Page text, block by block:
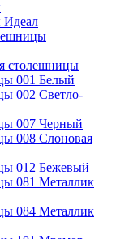
Идеал
столешницы
001 Белый
002 Светло-
007 Черный
008 Слоновая
012 Бежевый
081 Металлик
084 Металлик